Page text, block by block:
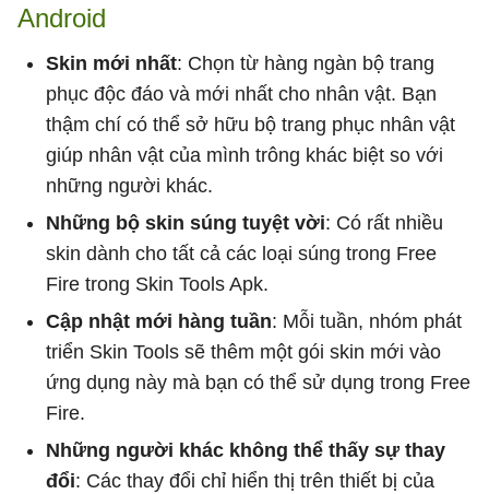
Android
Skin mới nhất: Chọn từ hàng ngàn bộ trang
phục độc đáo và mới nhất cho nhân vật. Bạn
thậm chí có thể sở hữu bộ trang phục nhân vật
giúp nhân vật của mình trông khác biệt so với
những người khác.
Những bộ skin súng tuyệt vời: Có rất nhiều
skin dành cho tất cả các loại súng trong Free
Fire trong Skin Tools Apk.
Cập nhật mới hàng tuần: Mỗi tuần, nhóm phát
triển Skin Tools sẽ thêm một gói skin mới vào
ứng dụng này mà bạn có thể sử dụng trong Free
Fire.
Những người khác không thể thấy sự thay
đổi: Các thay đổi chỉ hiển thị trên thiết bị của